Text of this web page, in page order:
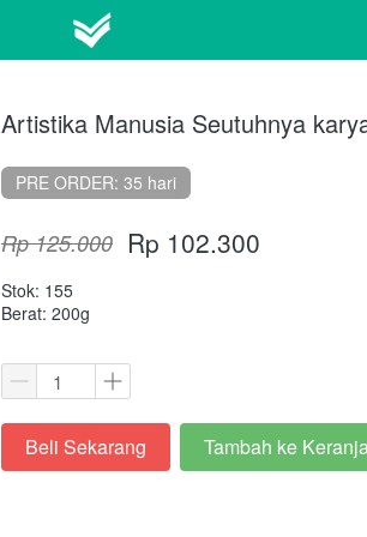
Artistika Manusia Seutuhnya
PRE ORDER: 35 hari
Rp 125.000 Rp 102.300
Stok: 155
Berat: 200g
`Beli Sekarang `
Tambah ke